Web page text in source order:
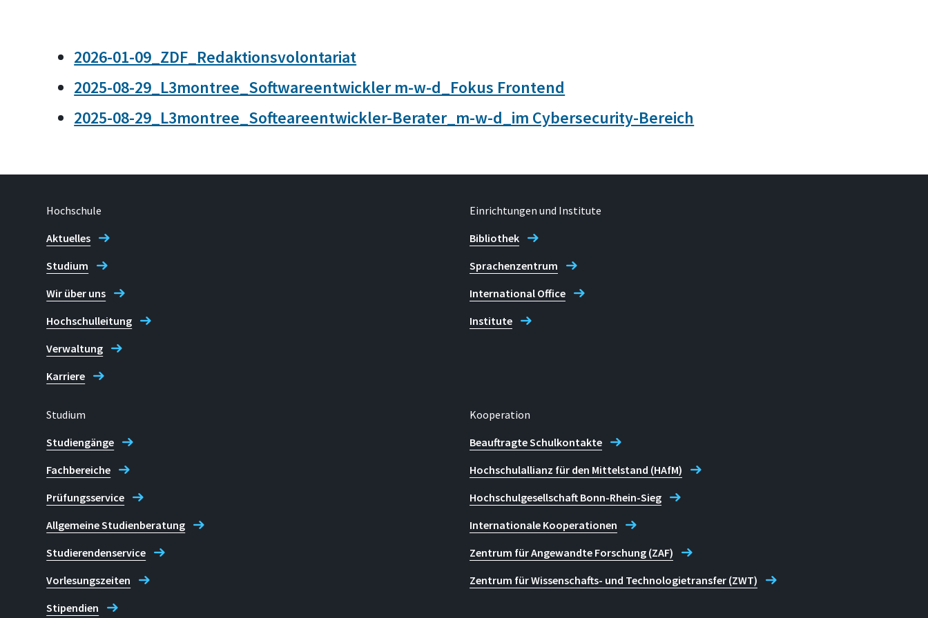
2026-01-09_ZDF_Redaktionsvolontariat
2025-08-29_L3montree_Softwareentwickler m-w-d_Fokus Frontend
2025-08-29_L3montree_Softeareentwickler-Berater_m-w-d_im Cybersecurity-Bereich
Hochschule
Aktuelles
Studium
Wir über uns
Hochschulleitung
Verwaltung
Karriere
Einrichtungen und Institute
Bibliothek
Sprachenzentrum
International Office
Institute
Studium
Studiengänge
Fachbereiche
Prüfungsservice
Allgemeine Studienberatung
Studierendenservice
Vorlesungszeiten
Stipendien
Kooperation
Beauftragte Schulkontakte
Hochschulallianz für den Mittelstand (HAfM)
Hochschulgesellschaft Bonn-Rhein-Sieg
Internationale Kooperationen
Zentrum für Angewandte Forschung (ZAF)
Zentrum für Wissenschafts- und Technologietransfer (ZWT)